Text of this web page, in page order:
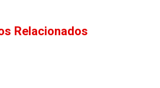
Relacionados